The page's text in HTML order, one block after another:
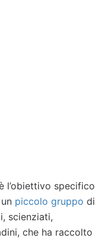
l’obiettivo specifico
piccolo gruppo di
scienziati,
che ha raccolto